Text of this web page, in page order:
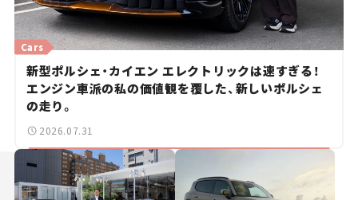
Cars
新型ポルシェ・カイエン エレクトリックは速すぎる！
エンジン車派の私の価値観を覆した、新しいポルシェ
の走り。
2026.07.31